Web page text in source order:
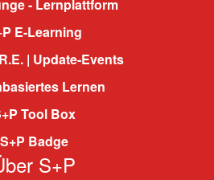
- Lernplattform
E-Learning
| Update-Events
Lernen
Tool Box
S+P Badge
S+P